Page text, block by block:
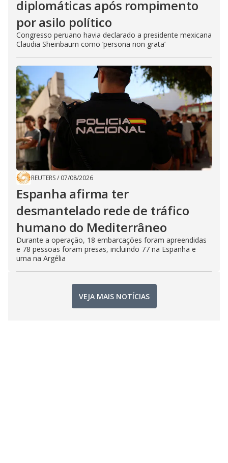
diplomáticas após rompimento
por asilo político
Congresso peruano havia declarado a presidente mexicana
Claudia Sheinbaum como ‘persona non grata’
REUTERS/ 07/08/2026
Espanha afirma ter
desmantelado rede de tráfico
humano do Mediterrâneo
Durante a operação, 18 embarcações foram apreendidas
e 78 pessoas foram presas, incluindo 77 na Espanha e
uma na Argélia
VEJA MAIS NOTÍCIAS